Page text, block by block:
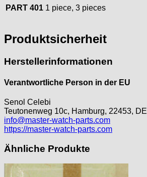
Kasper
Kienzle
Lorsa
ORC
Osco
Otero
PUW
ST "Standard "
PART 401 1 piece, 3 pieces
Produktsicherheit
Herstellerinformationen
Verantwortliche Person in der EU
Senol Celebi
Teutonenweg 10c, Hamburg, 22453, DE
info@master-watch-parts.com
https://master-watch-parts.com
Ähnliche Produkte